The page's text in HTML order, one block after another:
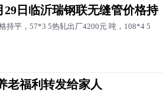
29日临沂瑞钢联无缝管价格持
持平，57*3 5热轧出厂4200元 吨，108*4 5
老福利转发给家人